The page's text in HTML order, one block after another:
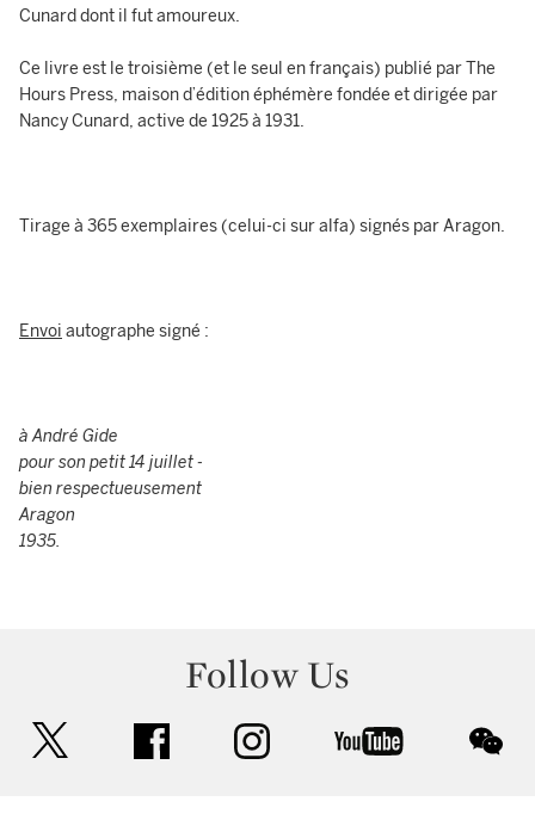
Cunard dont il fut amoureux.
Ce livre est le troisième (et le seul en français) publié par The
Hours Press, maison d’édition éphémère fondée et dirigée par
Nancy Cunard, active de 1925 à 1931.
Tirage à 365 exemplaires (celui-ci sur alfa) signés par Aragon.
Envoi autographe signé :
à André Gide
pour son petit 14 juillet -
bien respectueusement
Aragon
1935.
Follow Us
facebook instagram youtube